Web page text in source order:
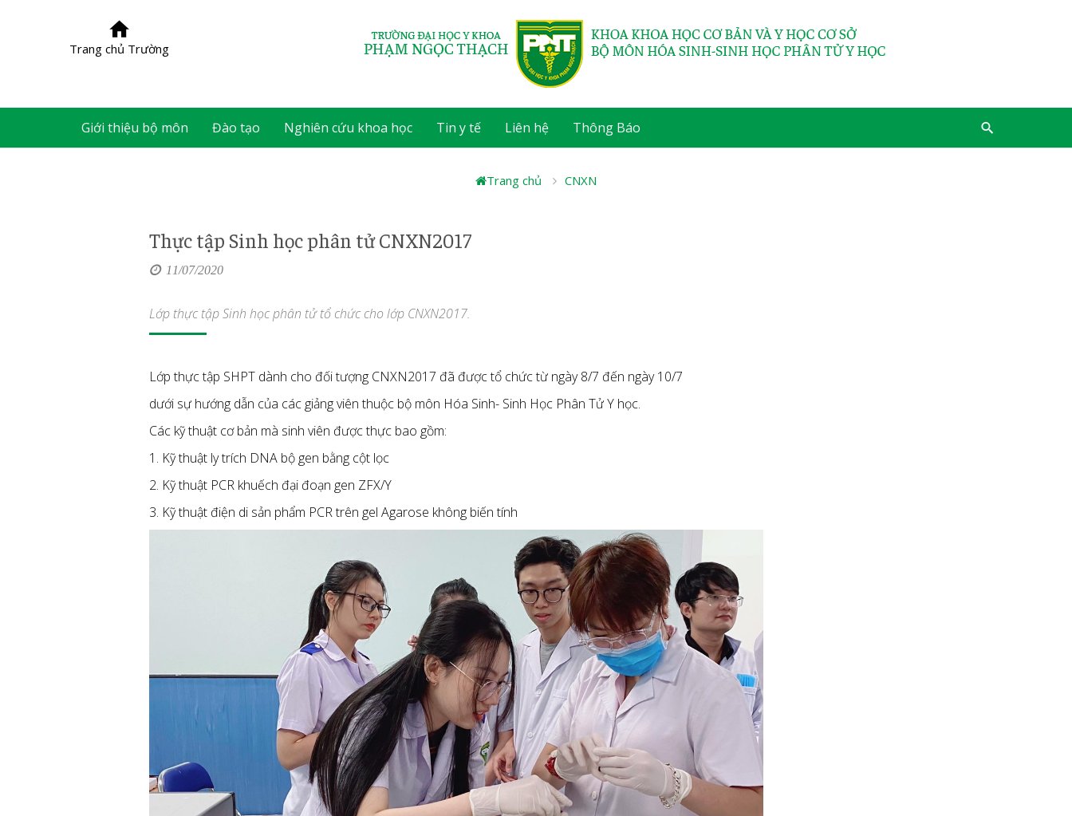
Trang chủ Trường
Giới thiệu bộ môn Đào tạo Nghiên cứu khoa học Tin y tế Liên hệ Thông Báo
Trang chủ CNXN
Thực tập Sinh học phân tử CNXN2017
11/07/2020
Lớp thực tập Sinh học phân tử tổ chức cho lớp CNXN2017.
Lớp thực tập SHPT dành cho đối tượng CNXN2017 đã được tổ chức từ ngày 8/7 đến ngày 10/7
dưới sự hướng dẫn của các giảng viên thuộc bộ môn Hóa Sinh- Sinh Học Phân Tử Y học.
Các kỹ thuật cơ bản mà sinh viên được thực bao gồm:
1. Kỹ thuật ly trích DNA bộ gen bằng cột lọc
2. Kỹ thuật PCR khuếch đại đoạn gen ZFX/Y
3. Kỹ thuật điện di sản phẩm PCR trên gel Agarose không biến tính